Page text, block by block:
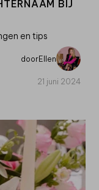
BIJ
en tips
doorEllen
21 juni 2024